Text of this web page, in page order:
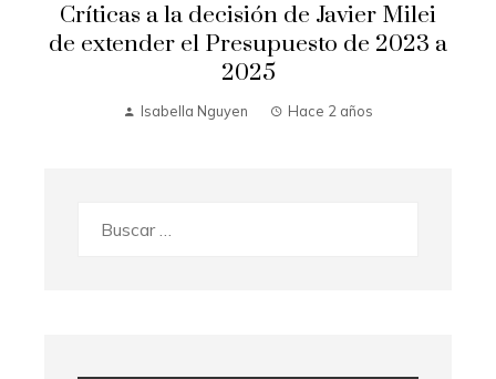
Críticas a la decisión de Javier Milei
de extender el Presupuesto de 2023 a
2025
Isabella Nguyen Hace 2 años